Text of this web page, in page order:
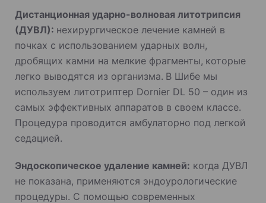
Дистанционная ударно-волновая литотрипсия
(ДУВЛ): нехирургическое лечение камней в
почках с использованием ударных волн,
дробящих камни на мелкие фрагменты, которые
легко выводятся из организма. В Шибе мы
используем литотриптер Dornier DL 50 – один из
самых эффективных аппаратов в своем классе.
Процедура проводится амбулаторно под легкой
седацией.
Эндоскопическое удаление камней: когда ДУВЛ
не показана, применяются эндоурологические
процедуры. С помощью современных